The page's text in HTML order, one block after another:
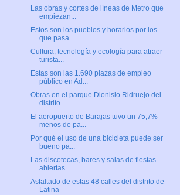
Las obras y cortes de líneas de Metro que
empiezan...
Estos son los pueblos y horarios por los
que pasa ...
Cultura, tecnología y ecología para atraer
turista...
Estas son las 1.690 plazas de empleo
público en Ad...
Obras en el parque Dionisio Ridruejo del
distrito ...
El aeropuerto de Barajas tuvo un 75,7%
menos de pa...
Por qué el uso de una bicicleta puede ser
bueno pa...
Las discotecas, bares y salas de fiestas
abiertas ...
Asfaltado de estas 48 calles del distrito de
Latina